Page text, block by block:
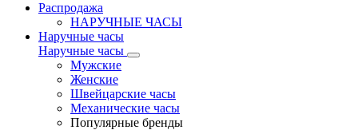
Распродажа
НАРУЧНЫЕ ЧАСЫ
Наручные часы
Наручные часы
Мужские
Женские
Швейцарские часы
Механические часы
Популярные бренды